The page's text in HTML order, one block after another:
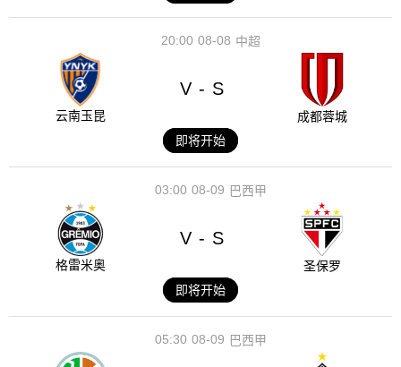
08-08
20:00 中超
云南玉昆
V - S
成都蓉城
即将开始
08-09
03:00 巴西甲
格雷米奥
V - S
圣保罗
即将开始
08-09
05:30 巴西甲